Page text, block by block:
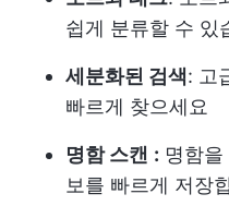
쉽게 분류할 수 있
세분화된 검색: 고
빠르게 찾으세요
명함 스캔 : 명함
보를 빠르게 저장